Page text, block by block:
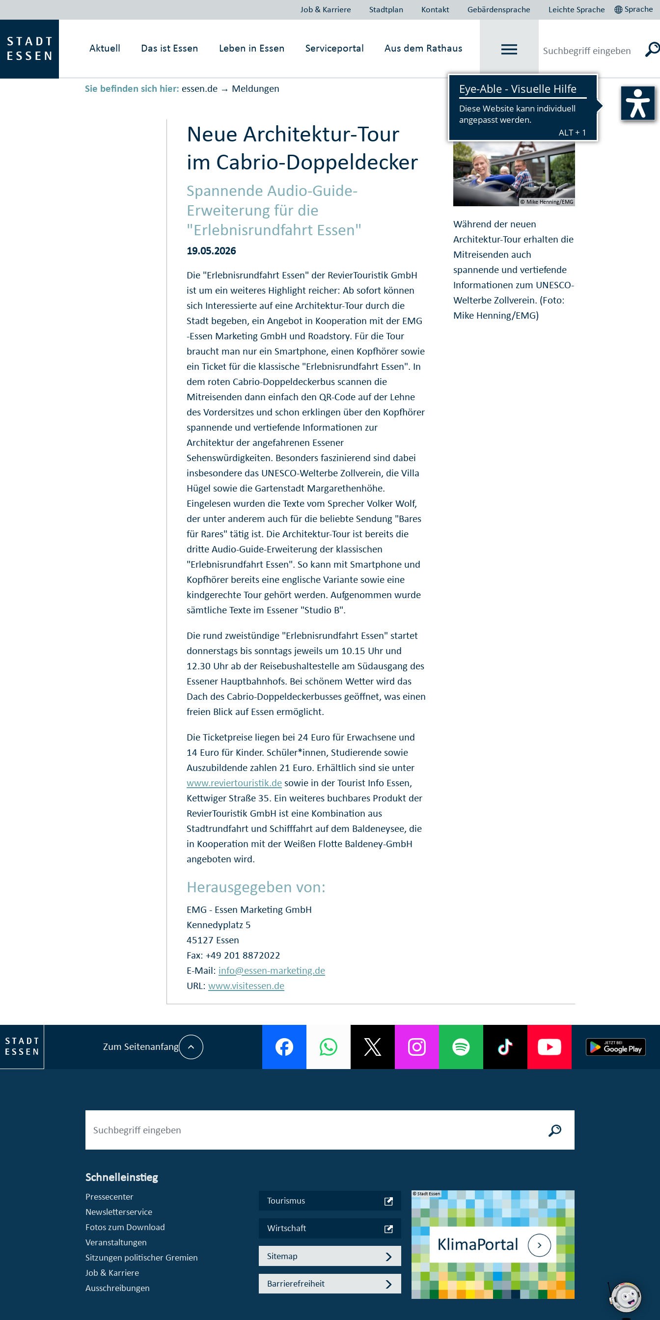
Job & Karriere Stadtplan Kontakt Gebärdensprache Leichte Sprache Sprache
Aktuell Das ist Essen Leben in Essen Serviceportal Aus dem Rathaus
Sie befinden sich hier: essen.de → Meldungen Vorlesen
Neue Architektur-Tour
im Cabrio-Doppeldecker
Spannende Audio-Guide-
Erweiterung für die
"Erlebnisrundfahrt Essen"
19.05.2026
Die "Erlebnisrundfahrt Essen" der RevierTouristik GmbH
ist um ein weiteres Highlight reicher: Ab sofort können
sich Interessierte auf eine Architektur-Tour durch die
Stadt begeben, ein Angebot in Kooperation mit der EMG
-Essen Marketing GmbH und Roadstory. Für die Tour
braucht man nur ein Smartphone, einen Kopfhörer sowie
ein Ticket für die klassische "Erlebnisrundfahrt Essen". In
dem roten Cabrio-Doppeldeckerbus scannen die
Mitreisenden dann einfach den QR-Code auf der Lehne
des Vordersitzes und schon erklingen über den Kopfhörer
spannende und vertiefende Informationen zur
Architektur der angefahrenen Essener
Sehenswürdigkeiten. Besonders faszinierend sind dabei
insbesondere das UNESCO-Welterbe Zollverein, die Villa
Hügel sowie die Gartenstadt Margarethenhöhe.
Eingelesen wurden die Texte vom Sprecher Volker Wolf,
der unter anderem auch für die beliebte Sendung "Bares
für Rares" tätig ist. Die Architektur-Tour ist bereits die
dritte Audio-Guide-Erweiterung der klassischen
"Erlebnisrundfahrt Essen". So kann mit Smartphone und
Kopfhörer bereits eine englische Variante sowie eine
kindgerechte Tour gehört werden. Aufgenommen wurde
sämtliche Texte im Essener "Studio B".
Die rund zweistündige "Erlebnisrundfahrt Essen" startet
donnerstags bis sonntags jeweils um 10.15 Uhr und
12.30 Uhr ab der Reisebushaltestelle am Südausgang des
Essener Hauptbahnhofs. Bei schönem Wetter wird das
Dach des Cabrio-Doppeldeckerbusses geöffnet, was einen
freien Blick auf Essen ermöglicht.
Die Ticketpreise liegen bei 24 Euro für Erwachsene und
14 Euro für Kinder. Schüler*innen, Studierende sowie
Auszubildende zahlen 21 Euro. Erhältlich sind sie unter
www.reviertouristik.desowie in der Tourist Info Essen,
Kettwiger Straße 35. Ein weiteres buchbares Produkt der
RevierTouristik GmbH ist eine Kombination aus
Stadtrundfahrt und Schifffahrt auf dem Baldeneysee, die
in Kooperation mit der Weißen Flotte Baldeney-GmbH
angeboten wird.
Herausgegeben von:
EMG - Essen Marketing GmbH
Kennedyplatz 5
45127 Essen
Fax: +49 201 8872022
E-Mail: info@essen-marketing.de
URL:www.visitessen.de
© Mike Henning/EMG
Während der neuen
Architektur-Tour erhalten die
Mitreisenden auch
spannende und vertiefende
Informationen zum UNESCO-
Welterbe Zollverein. (Foto:
Mike Henning/EMG)
Zum Seitenanfang
Schnelleinstieg
Pressecenter
Newsletterservice
Fotos zum Download
Veranstaltungen
Sitzungen politischer Gremien
Job & Karriere
Ausschreibungen
Tourismus
Wirtschaft
Sitemap
Barrierefreiheit
© Stadt Essen, Presse- und Kommunikationsamt © Stadt Essen